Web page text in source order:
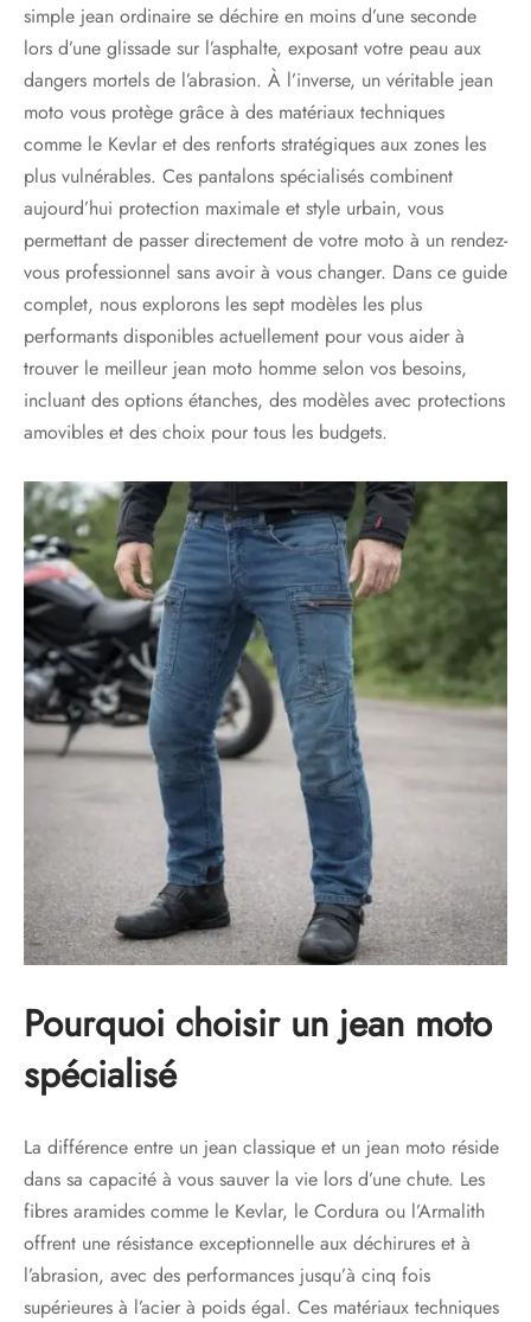
simple jean ordinaire se déchire en moins d’une seconde
lors d’une glissade sur l’asphalte, exposant votre peau aux
dangers mortels de l’abrasion. À l’inverse, un véritable jean
moto vous protège grâce à des matériaux techniques
comme le Kevlar et des renforts stratégiques aux zones les
plus vulnérables. Ces pantalons spécialisés combinent
aujourd’hui protection maximale et style urbain, vous
permettant de passer directement de votre moto à un rendez-
vous professionnel sans avoir à vous changer. Dans ce guide
complet, nous explorons les sept modèles les plus
performants disponibles actuellement pour vous aider à
trouver le meilleur jean moto homme selon vos besoins,
incluant des options étanches, des modèles avec protections
amovibles et des choix pour tous les budgets.
Pourquoi choisir un jean moto
spécialisé
La différence entre un jean classique et un jean moto réside
dans sa capacité à vous sauver la vie lors d’une chute. Les
fibres aramides comme le Kevlar, le Cordura ou l’Armalith
offrent une résistance exceptionnelle aux déchirures et à
l’abrasion, avec des performances jusqu’à cinq fois
supérieures à l’acier à poids égal. Ces matériaux techniques